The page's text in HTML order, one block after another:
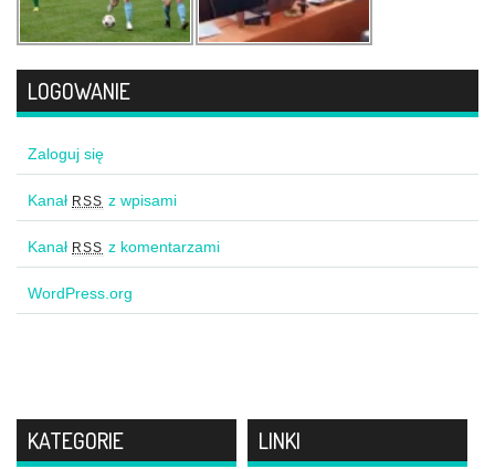
LOGOWANIE
Zaloguj się
Kanał RSS z wpisami
Kanał RSS z komentarzami
WordPress.org
KATEGORIE LINKI